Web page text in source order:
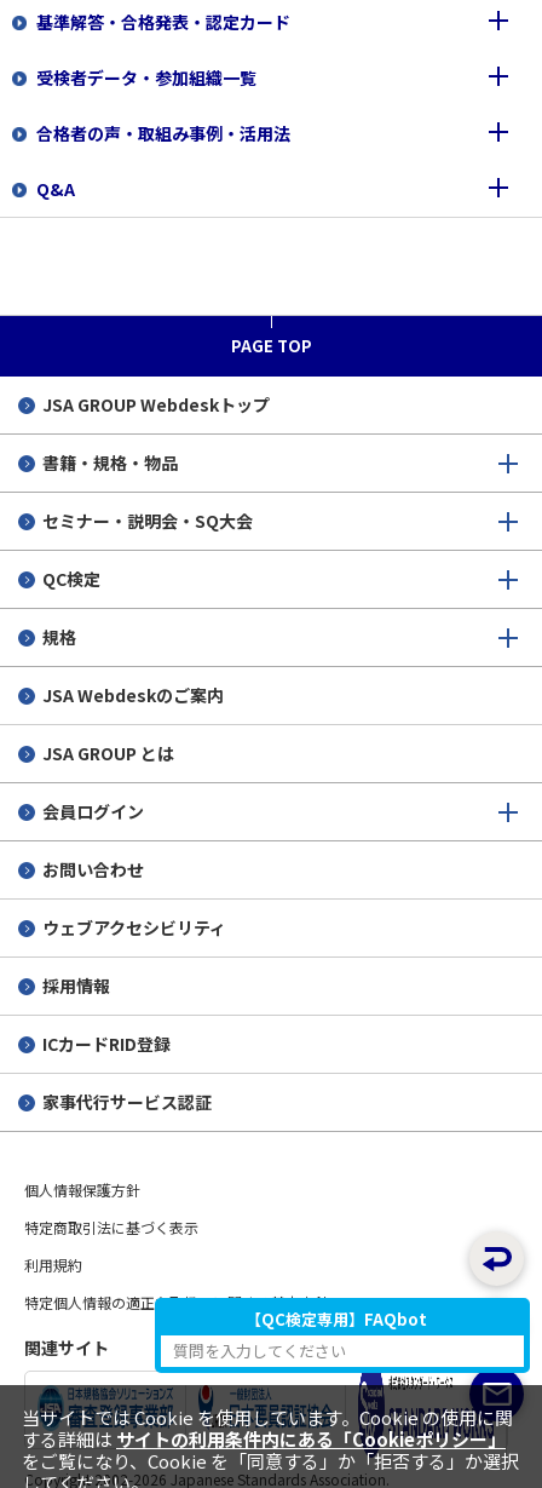
３級・４級のコンピュータ試験(ＣＢＴ)への変更について
QC検定図書一覧
日本規格協会 主催セミナー
日科技連 主催セミナー
4級用テキスト
基準解答・合格発表・認定カード
基準解答
合格発表
認定カード
受検者データ・参加組織一覧
1～2級成績上位者公表
受検者データ、学校申込データ
合格者の声・取組み事例・活用法
合格者の声
合格者の声 4級
「QC検定最初の一歩」
Q&A
団体申込（担当者向け）
変更・キャンセル
申込後から試験当日まで
受検後
その他
PAGE TOP
JSA GROUP Webdeskトップ
書籍・規格・物品
セミナー・説明会・SQ大会
QC検定
規格
JSA Webdeskのご案内
JSA GROUP とは
会員ログイン
お問い合わせ
ウェブアクセシビリティ
採用情報
ICカードRID登録
家事代行サービス認証
個人情報保護方針
特定商取引法に基づく表示
利用規約
特定個人情報の適正な取扱いに関する基本方針
関連サイト
Copyright 2002-2026 Japanese Standards Association.
当サイトでは Cookie を使用しています。Cookie の使用に関
する詳細は サイトの利用条件内にある「Cookieポリシー」
をご覧になり、Cookie を「同意する」か「拒否する」か選択
してください。
【QC検定専用】FAQbot
質問を入力してください